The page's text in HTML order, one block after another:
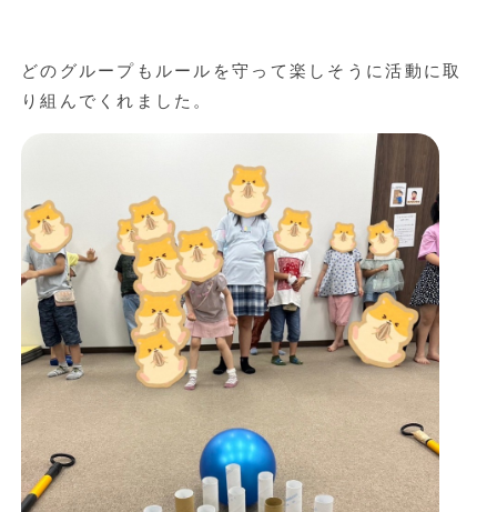
どのグループもルールを守って楽しそうに活動に取
り組んでくれました。